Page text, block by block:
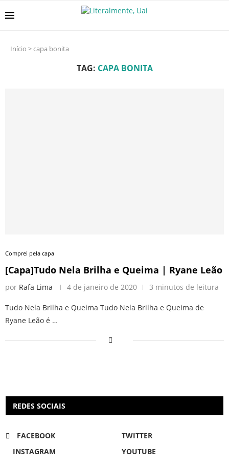
Início >capa bonita
TAG: CAPA BONITA
Comprei pela capa
[Capa]Tudo Nela Brilha e Queima | Ryane Leão
por Rafa Lima 4 de janeiro de 2020 3 minutos de leitura
Tudo Nela Brilha e Queima Tudo Nela Brilha e Queima de
Ryane Leão é …
REDES SOCIAIS
FACEBOOK
TWITTER
INSTAGRAM
YOUTUBE